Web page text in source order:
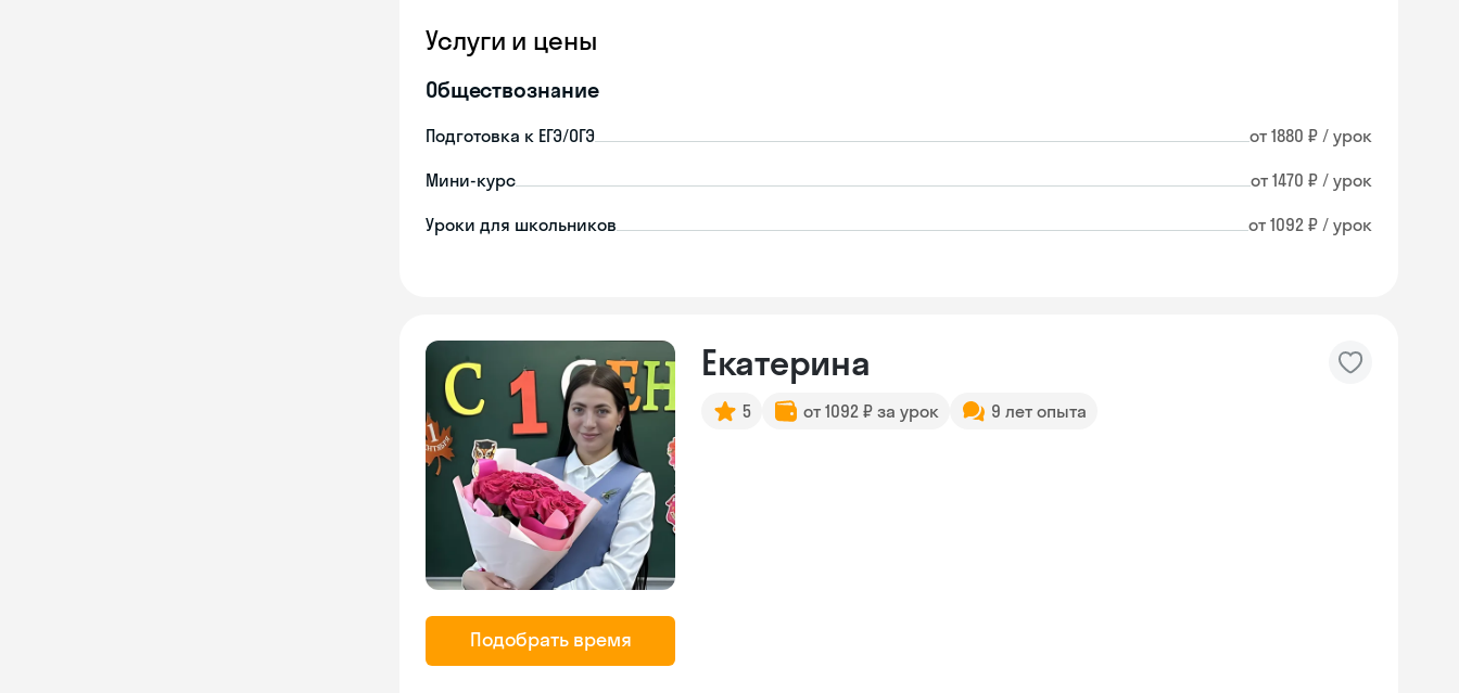
Услуги и цены
Обществознание
Подготовка к ЕГЭ/ОГЭ от 1880 ₽ / урок
Мини-курс от 1470 ₽ / урок
Уроки для школьников от 1092 ₽ / урок
Подобрать время
Екатерина
5 от 1092 ₽ за урок 9 лет опыта